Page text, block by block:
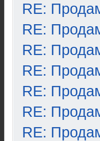
RE:
RE:
RE:
RE:
RE:
RE:
RE: